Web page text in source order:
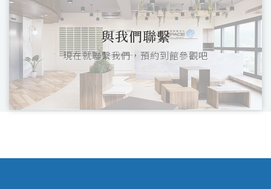
與我們聯繫
現在就聯繫我們，預約到館參觀吧